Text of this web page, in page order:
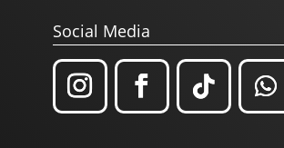
Social Media